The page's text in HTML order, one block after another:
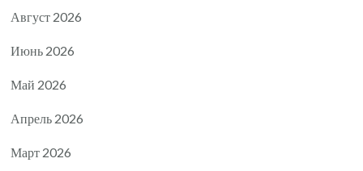
Август 2026
Июнь 2026
Май 2026
Апрель 2026
Март 2026